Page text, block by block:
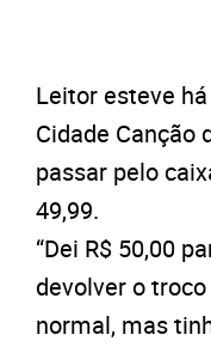
Leitor esteve
Cidade Canção
passar pelo
49,99.
“Dei R$ 50,00
devolver o
normal, mas